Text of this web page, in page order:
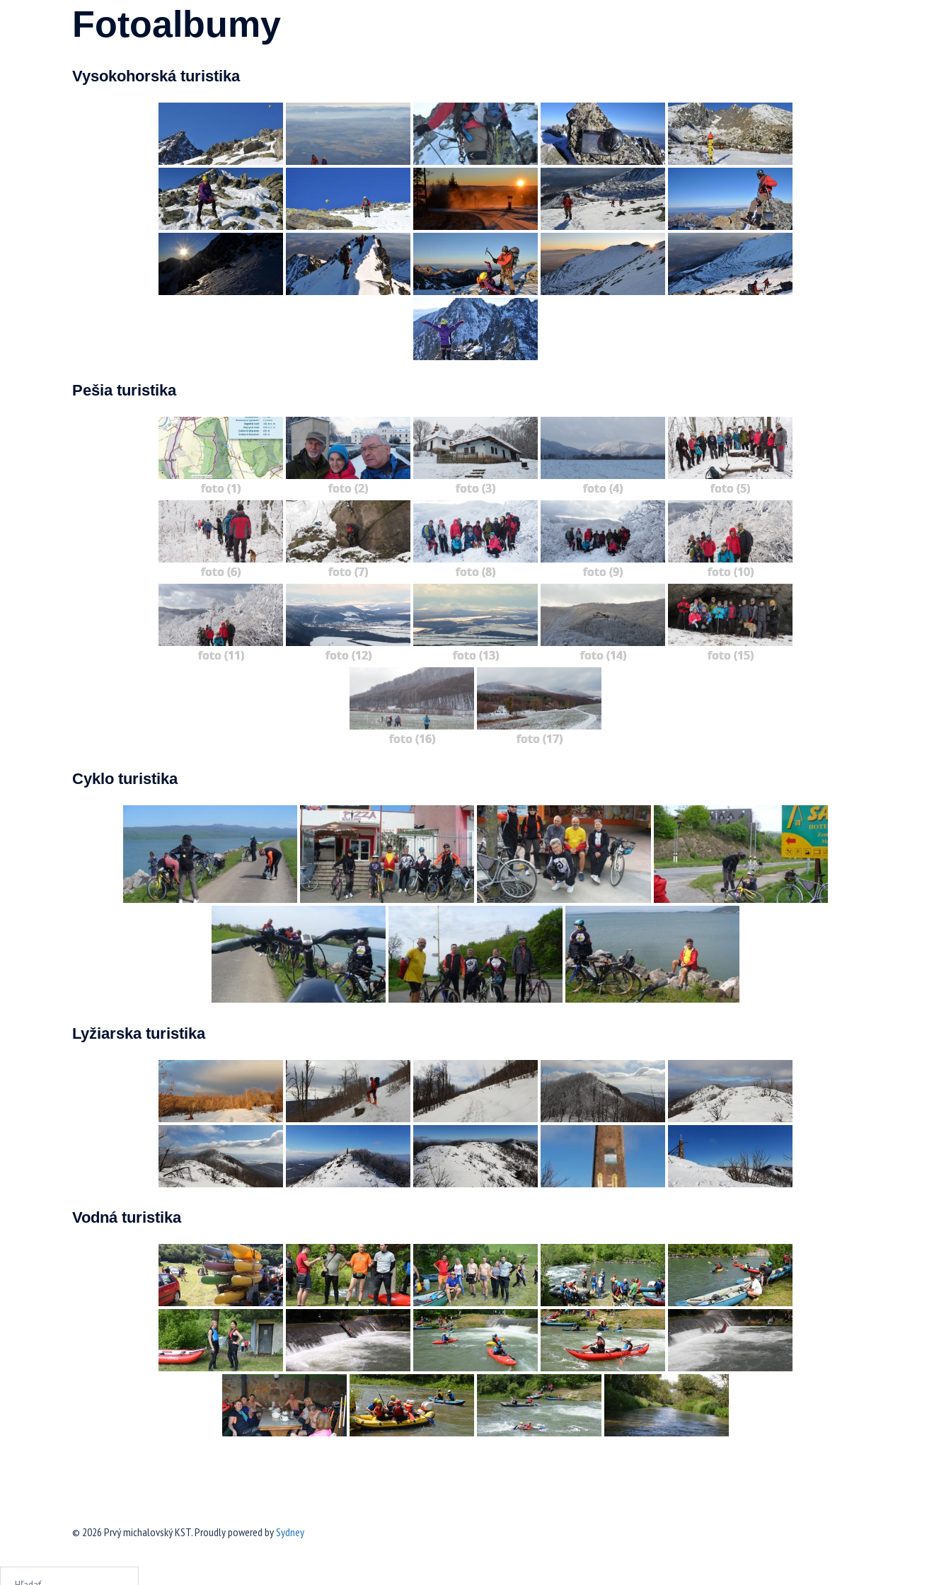
Fotoalbumy
Vysokohorská turistika
Pešia turistika
foto (1) foto (2) foto (3) foto (4) foto (5)
foto (6) foto (7) foto (8) foto (9) foto (10)
foto (11) foto (12) foto (13) foto (14) foto (15)
foto (16) foto (17)
Cyklo turistika
Lyžiarska turistika
Vodná turistika
© 2026 Prvý michalovský KST. Proudly powered bySydney